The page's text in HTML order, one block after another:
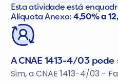
Esta atividade está
Alíquota Anexo:4,50% a
A CNAE 1413-4/03 pode
Sim, a CNAE 1413-4/03 -